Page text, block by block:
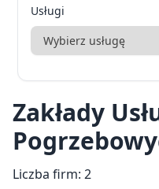
Usługi
Zakłady
Liczba firm: 2